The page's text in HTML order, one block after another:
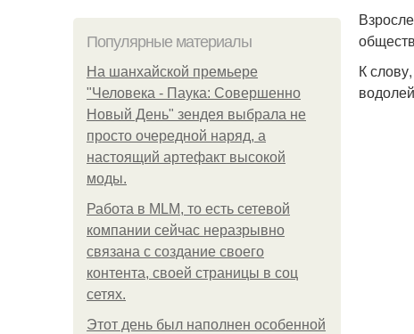
Популярные материалы
На шанхайской премьере
"Человека - Паука: Совершенно
Новый День" зендея выбрала не
просто очередной наряд, а
настоящий артефакт высокой
моды.
Работа в MLM, то есть сетевой
компании сейчас неразрывно
связана с создание своего
контента, своей страницы в соц
сетях.
Этот день был наполнен особенной
К